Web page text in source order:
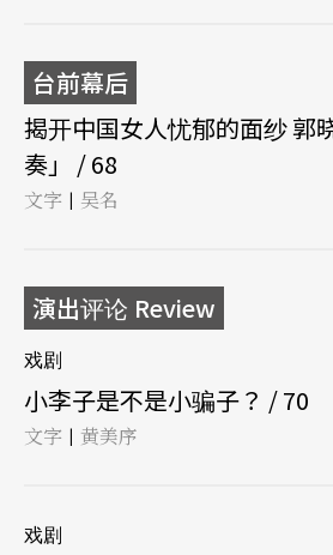
台前幕后
揭开中国女人忧郁的面纱 郭
奏」 / 68
文字 | 吴名
演出评论 Review
戏剧
小李子是不是小骗子？ / 70
文字 | 黄美序
戏剧